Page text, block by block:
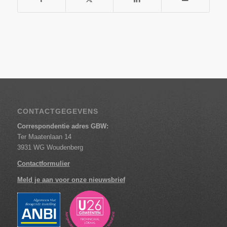
CONTACTGEGEVENS
Correspondentie adres GBW:
Ter Maatenlaan 14
3931 WG Woudenberg
Contactformulier
Meld je aan voor onze nieuwsbrief